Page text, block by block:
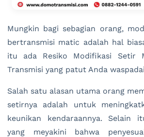
Mungkin bagi sebagian orang,
bertransmisi matic adalah hal
itu ada Resiko Modifikasi Setir
Transmisi yang patut Anda
Salah satu alasan utama orang
setirnya adalah untuk
keunikan kendaraannya. Selain
yang meyakini bahwa